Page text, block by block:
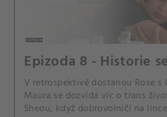
Epizoda 8 - Historie
V retrospektivě dostanou Rose
Maura se dozvídá víc o trans
Sheou, když dobrovolničí na